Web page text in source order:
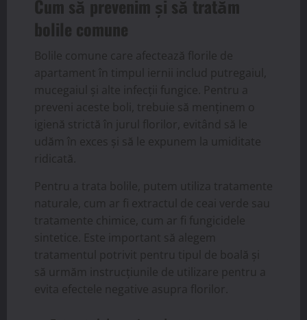
Cum să prevenim și să tratăm
bolile comune
Bolile comune care afectează florile de
apartament în timpul iernii includ putregaiul,
mucegaiul și alte infecții fungice. Pentru a
preveni aceste boli, trebuie să menținem o
igienă strictă în jurul florilor, evitând să le
udăm în exces și să le expunem la umiditate
ridicată.
Pentru a trata bolile, putem utiliza tratamente
naturale, cum ar fi extractul de ceai verde sau
tratamente chimice, cum ar fi fungicidele
sintetice. Este important să alegem
tratamentul potrivit pentru tipul de boală și
să urmăm instrucțiunile de utilizare pentru a
evita efectele negative asupra florilor.